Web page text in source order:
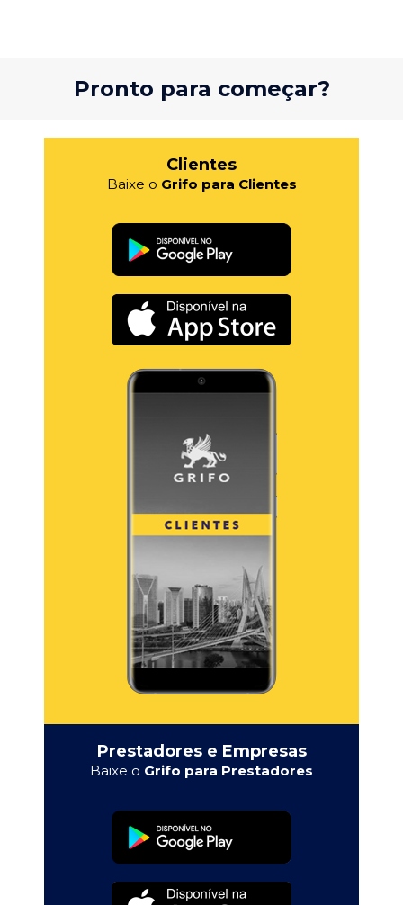
Pronto para começar?
Clientes
Baixe o Grifo para Clientes
Prestadores e Empresas
Baixe o Grifo para Prestadores